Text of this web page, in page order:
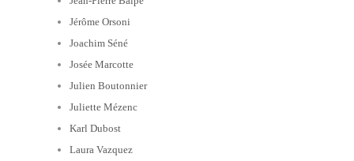
Jérôme Orsoni
Joachim Séné
Josée Marcotte
Julien Boutonnier
Juliette Mézenc
Karl Dubost
Laura Vazquez